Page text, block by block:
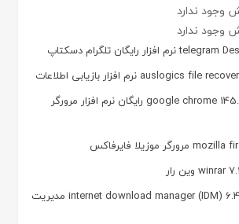
وجود ندارد
وجود ندارد
دانلود google chrome 145.0.7632.117 رایگان نرم افزار مرورگر
دانلود internet download manager (IDM) 6.42.61 Retail مدیریت